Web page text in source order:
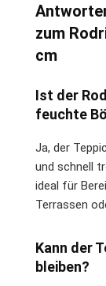
zum
cm
Ist der
feuchte
Ja, der
und schnell
ideal für
Terrassen
Kann der
bleiben?